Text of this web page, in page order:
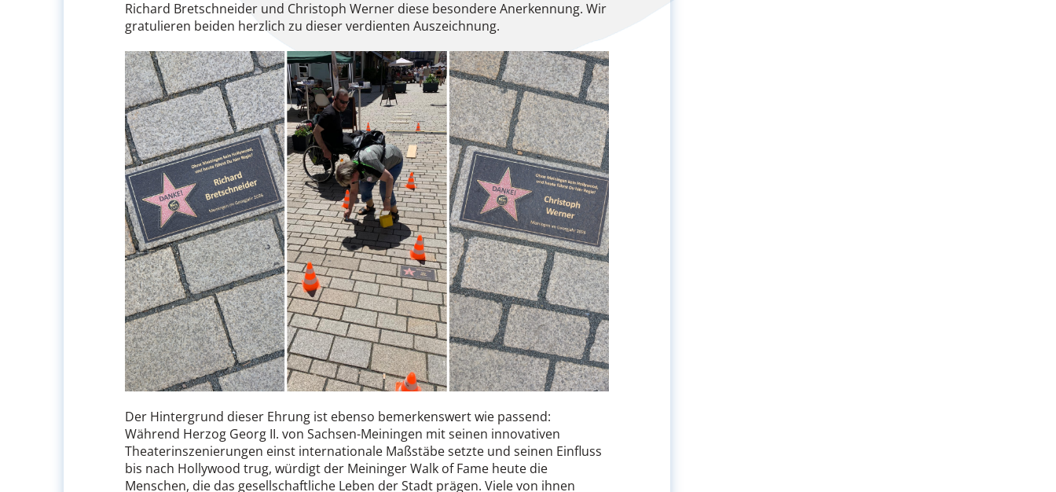
Richard Bretschneider und Christoph Werner diese besondere Anerkennung. Wir
gratulieren beiden herzlich zu dieser verdienten Auszeichnung.
Der Hintergrund dieser Ehrung ist ebenso bemerkenswert wie passend:
Während Herzog Georg II. von Sachsen-Meiningen mit seinen innovativen
Theaterinszenierungen einst internationale Maßstäbe setzte und seinen Einfluss
bis nach Hollywood trug, würdigt der Meininger Walk of Fame heute die
Menschen, die das gesellschaftliche Leben der Stadt prägen. Viele von ihnen